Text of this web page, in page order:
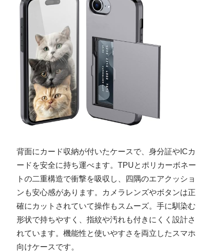
背面にカード収納が付いたケースで、身分証やICカ
ードを安全に持ち運べます。TPUとポリカーボネー
トの二重構造で衝撃を吸収し、四隅のエアクッショ
ンも安心感があります。カメラレンズやボタンは正
確にカットされていて操作もスムーズ。手に馴染む
形状で持ちやすく、指紋や汚れも付きにくく設計さ
れています。機能性と使いやすさを両立したスマホ
向けケースです。